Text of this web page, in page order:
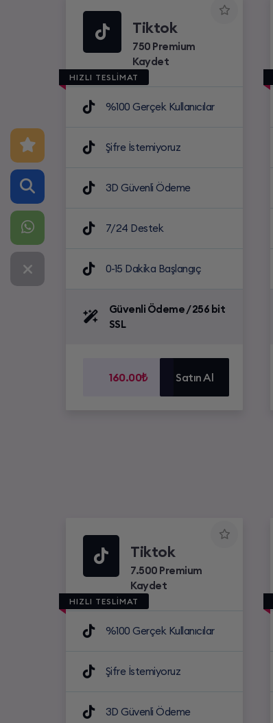
Tiktok
750 Premium
Kaydet
HIZLI TESLİMAT
%100 Gerçek Kullanıcılar
Şifre İstemiyoruz
3D Güvenli Ödeme
7/24 Destek
0-15 Dakika Başlangıç
Güvenli Ödeme / 256 bit
SSL
160.00₺ Satın Al
Tiktok
7.500 Premium
Kaydet
HIZLI TESLİMAT
%100 Gerçek Kullanıcılar
Şifre İstemiyoruz
3D Güvenli Ödeme